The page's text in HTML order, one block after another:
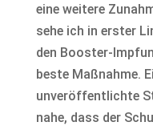
eine weitere
sehe ich in erster
den Booster-
beste Maßnahme.
unveröffentlichte
nahe, dass der